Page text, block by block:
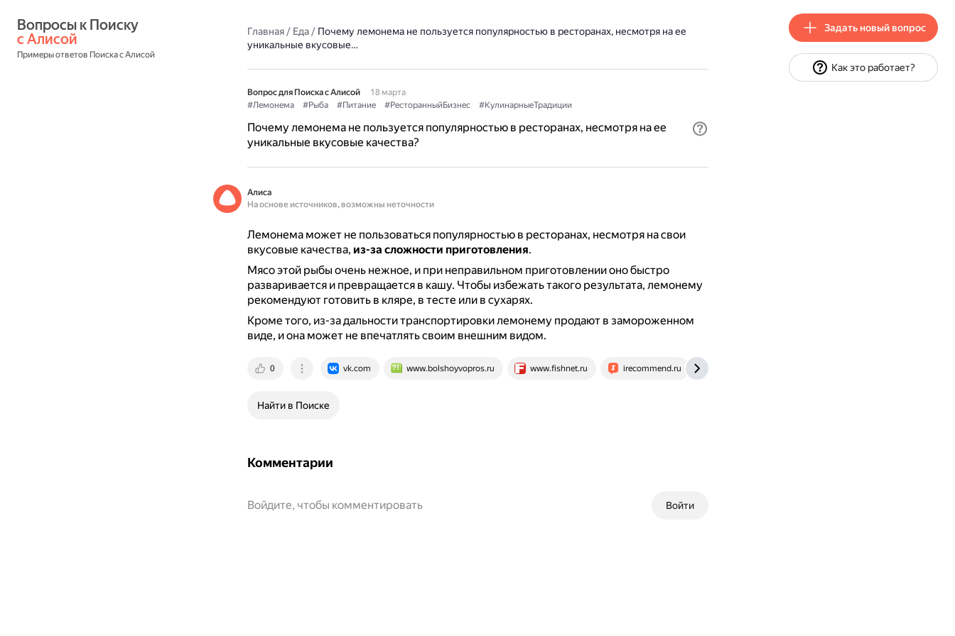
с Алисой
Примеры ответов Поиска с Алисой
Главная/ Еда/ Почему лемонема не пользуется популярностью в ресторанах, несмотря на ее
уникальные вкусовые…
Вопрос для Поиска с Алисой
18 марта
#Лемонема
#Рыба #Питание #РесторанныйБизнес #КулинарныеТрадиции
Почему лемонема не пользуется популярностью в ресторанах, несмотря на ее
уникальные вкусовые качества?
Алиса
На основе источников, возможны неточности
Лемонема может не пользоваться популярностью в ресторанах, несмотря на свои
вкусовые качества, из-за сложности приготовления.
Мясо этой рыбы очень нежное, и при неправильном приготовлении оно быстро
разваривается и превращается в кашу. Чтобы избежать такого результата, лемонему
рекомендуют готовить в кляре, в тесте или в сухарях.
Кроме того, из-за дальности транспортировки лемонему продают в замороженном
виде, и она может не впечатлять своим внешним видом.
0 vk.com www.bolshoyvopros.ru www.fishnet.ru irecommend.ru
Найти в Поиске
Комментарии
Войти
Войдите, чтобы комментировать
Задать новый вопрос
Как это работает?